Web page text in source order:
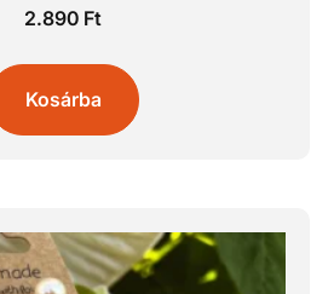
2.890 Ft
Kosárba